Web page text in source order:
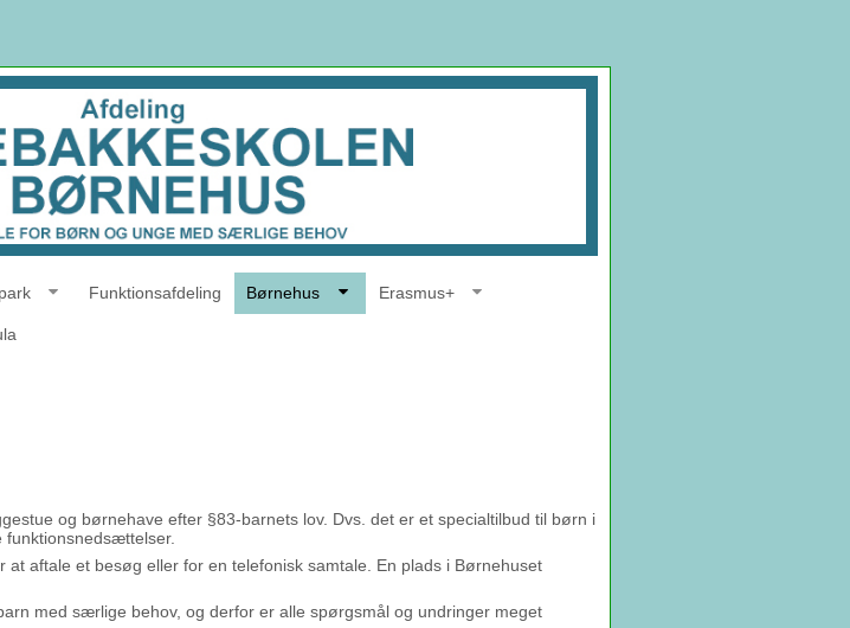
Funktionsafdeling Børnehus Erasmus+
og børnehave efter §83-barnets lov. Dvs. det er et specialtilbud til børn i
funktionsnedsættelser.
at aftale et besøg eller for en telefonisk samtale. En plads i Børnehuset
med særlige behov, og derfor er alle spørgsmål og undringer meget